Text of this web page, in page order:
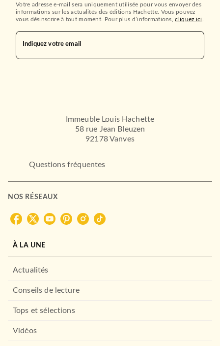
Votre adresse e-mail sera uniquement utilisée pour vous envoyer des
informations sur les actualités des éditions Hachette. Vous pouvez
vous désinscrire à tout moment. Pour plus d’informations,cliquez ici
Indiquez votre email
Immeuble Louis Hachette
58 rue Jean Bleuzen
92178 Vanves
Questions fréquentes
NOS RÉSEAUX
À LA UNE
Actualités
Conseils de lecture
Tops et sélections
Vidéos